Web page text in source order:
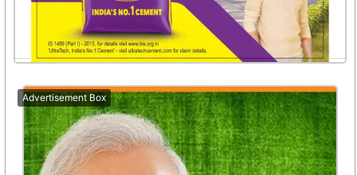
Advertisement Box